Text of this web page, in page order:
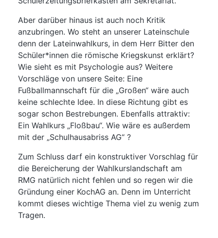
Aber darüber hinaus ist auch noch Kritik
anzubringen. Wo steht an unserer Lateinschule
denn der Lateinwahlkurs, in dem Herr Bitter den
Schüler*innen die römische Kriegskunst erklärt?
Wie sieht es mit Psychologie aus? Weitere
Vorschläge von unsere Seite: Eine
Fußballmannschaft für die „Großen“ wäre auch
keine schlechte Idee. In diese Richtung gibt es
sogar schon Bestrebungen. Ebenfalls attraktiv:
Ein Wahlkurs „Floßbau“. Wie wäre es außerdem
mit der „Schulhausabriss AG“ ?
Zum Schluss darf ein konstruktiver Vorschlag für
die Bereicherung der Wahlkurslandschaft am
RMG natürlich nicht fehlen und so regen wir die
Gründung einer KochAG an. Denn im Unterricht
kommt dieses wichtige Thema viel zu wenig zum
Tragen.